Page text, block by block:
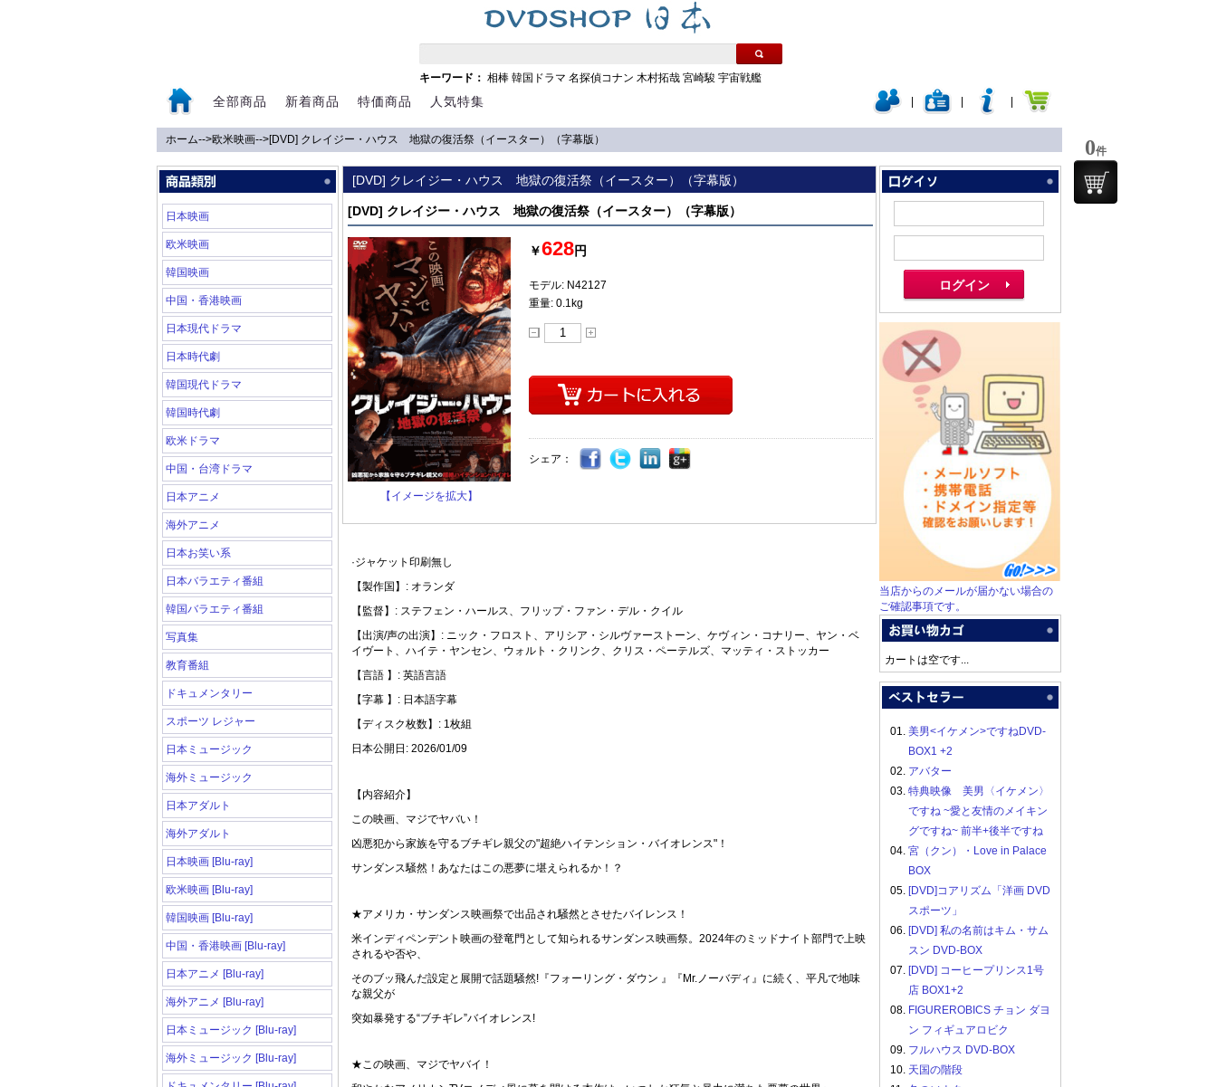
キーワード： 相棒 韓国ドラマ 名探偵コナン 木村拓哉 宮崎駿 宇宙戦艦
全部商品 新着商品 特価商品 人気特集
ホーム-->欧米映画-->[DVD] クレイジー・ハウス 地獄の復活祭（イースター）（字幕版）
日本映画
欧米映画
韓国映画
中国・香港映画
日本現代ドラマ
日本時代劇
韓国現代ドラマ
韓国時代劇
欧米ドラマ
中国・台湾ドラマ
日本アニメ
海外アニメ
日本お笑い系
日本バラエティ番組
韓国バラエティ番組
写真集
教育番組
ドキュメンタリー
スポーツ レジャー
日本ミュージック
海外ミュージック
日本アダルト
海外アダルト
日本映画 [Blu-ray]
欧米映画 [Blu-ray]
韓国映画 [Blu-ray]
中国・香港映画 [Blu-ray]
日本アニメ [Blu-ray]
海外アニメ [Blu-ray]
日本ミュージック [Blu-ray]
海外ミュージック [Blu-ray]
[DVD] クレイジー・ハウス 地獄の復活祭（イースター）（字幕版）
[DVD] クレイジー・ハウス 地獄の復活祭（イースター）（字幕版）
【イメージを拡大】
￥628円
モデル: N42127
重量: 0.1kg
シェア：
·ジャケット印刷無し
【製作国】: オランダ
【監督】: ステフェン・ハールス、フリップ・ファン・デル・クイル
【出演/声の出演】: ニック・フロスト、アリシア・シルヴァーストーン、ケヴィン・コナリー、ヤン・ベ
イヴート、ハイテ・ヤンセン、ウォルト・クリンク、クリス・ペーテルズ、マッティ・ストッカー
【言語 】: 英語言語
【字幕 】: 日本語字幕
【ディスク枚数】: 1枚組
日本公開日: 2026/01/09
【内容紹介】
この映画、マジでヤバい！
凶悪犯から家族を守るブチギレ親父の"超絶ハイテンション・バイオレンス"！
サンダンス騒然！あなたはこの悪夢に堪えられるか！？
★アメリカ・サンダンス映画祭で出品され騒然とさせたバイレンス！
米インディペンデント映画の登竜門として知られるサンダンス映画祭。2024年のミッドナイト部門で上映
されるや否や、
そのブッ飛んだ設定と展開で話題騒然!『フォーリング・ダウン 』『Mr.ノーバディ』に続く、平凡で地味
な親父が
突如暴発する“ブチギレ”バイオレンス!
★この映画、マジでヤバイ！
当店からのメールが届かない場合の
ご確認事項です。
カートは空です...
01. 美男<イケメン>ですねDVD-
BOX1 +2
02. アバター
03. 特典映像 美男〈イケメン〉
ですね ~愛と友情のメイキン
グですね~ 前半+後半ですね
04. 宮（クン）・Love in Palace
BOX
05. [DVD]コアリズム「洋画 DVD
スポーツ」
06. [DVD] 私の名前はキム・サム
スン DVD-BOX
07. [DVD] コーヒープリンス1号
店 BOX1+2
08. FIGUREROBICS チョン ダヨ
ン フィギュアロビク
09. フルハウス DVD-BOX
10. 天国の階段
0件
0